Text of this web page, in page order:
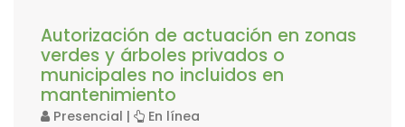
Autorización de actuación en zonas
verdes y árboles privados o
municipales no incluidos en
mantenimiento
Presencial | En línea